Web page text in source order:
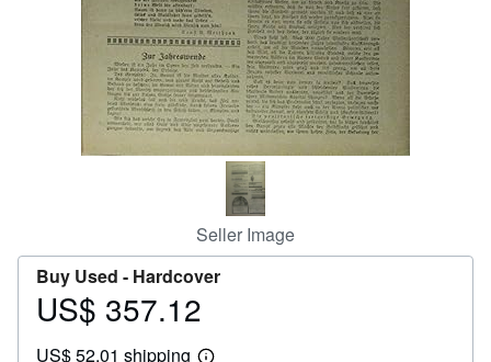
Seller Image
Buy Used - Hardcover
Price
US$ 357.12
US$ 52.01 shipping